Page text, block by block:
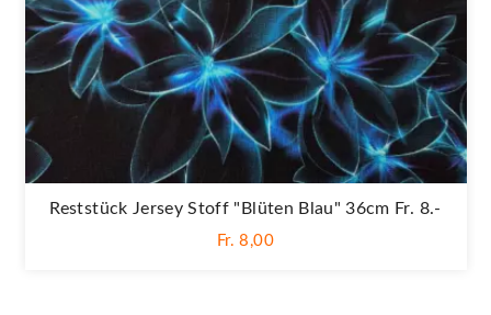
Reststück Jersey Stoff "Blüten Blau" 36cm Fr. 8.-
Fr. 8,00